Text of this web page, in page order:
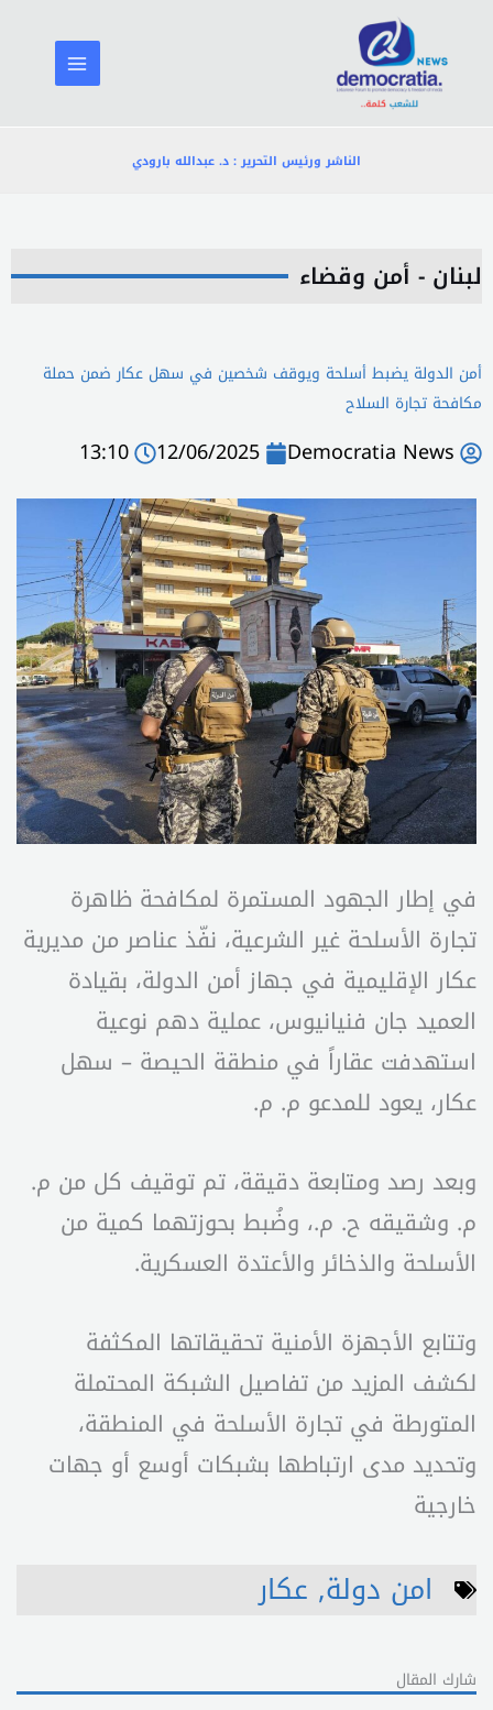
المحتوى
الناشر ورئيس التحرير : د. عبدالله بارودي
لبنان - أمن وقضاء
أمن الدولة يضبط أسلحة ويوقف شخصين في سهل عكار ضمن حملة
مكافحة تجارة السلاح
Democratia News
12/06/2025
13:10
في إطار الجهود المستمرة لمكافحة ظاهرة
تجارة الأسلحة غير الشرعية، نفّذ عناصر من مديرية
عكار الإقليمية في جهاز أمن الدولة، بقيادة
العميد جان فنيانيوس، عملية دهم نوعية
استهدفت عقاراً في منطقة الحيصة – سهل
عكار، يعود للمدعو م. م.
وبعد رصد ومتابعة دقيقة، تم توقيف كل من م.
م. وشقيقه ح. م.، وضُبط بحوزتهما كمية من
الأسلحة والذخائر والأعتدة العسكرية.
وتتابع الأجهزة الأمنية تحقيقاتها المكثفة
لكشف المزيد من تفاصيل الشبكة المحتملة
المتورطة في تجارة الأسلحة في المنطقة،
وتحديد مدى ارتباطها بشبكات أوسع أو جهات
خارجية
امن دولة, عكار
شارك المقال